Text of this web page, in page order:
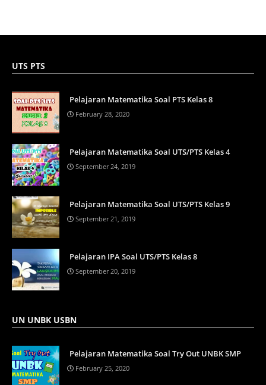
UTS PTS
Pelajaran Matematika Soal PTS Kelas 8
February 28, 2020
Pelajaran Matematika Soal UTS/PTS Kelas 4
September 24, 2019
Pelajaran Matematika Soal UTS/PTS Kelas 9
September 21, 2019
Pelajaran IPA Soal UTS/PTS Kelas 8
September 20, 2019
UN UNBK USBN
Pelajaran Matematika Soal Try Out UNBK SMP
February 25, 2020